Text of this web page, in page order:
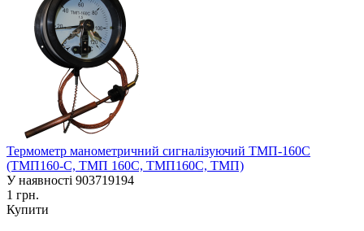
Термометр манометричний сигналізуючий ТМП-160С
(ТМП160-С, ТМП 160С, ТМП160С, ТМП)
У наявності 903719194
1 грн.
Купити